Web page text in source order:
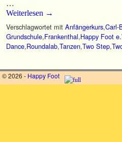
…
Weiterlesen →
Verschlagwortet mit Anfängerkurs,Carl-
Grundschule,Frankenthal,Happy Foot
Dance,Roundalab,Tanzen,Two Step,
© 2026 - Happy Foot